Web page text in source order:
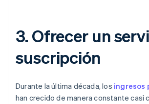
3. Ofrecer un
suscripción
Durante la última década, los ingresos
han crecido de manera constante casi